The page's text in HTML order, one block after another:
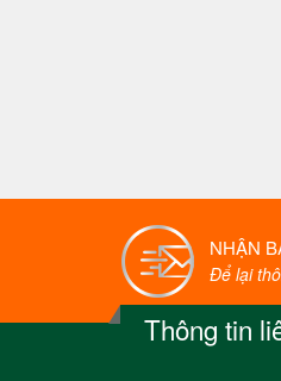
NHẬN
Để lại
Thông tin